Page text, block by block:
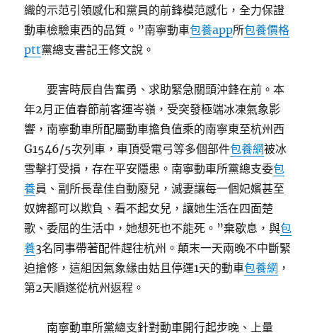
織的示范引領感化和黨員的前鋒模范感化，全力保證
動車檢驗東西的品質。”南寧動車包養app所包養價格
ptt黨總支書記王修文說。
要害時辰自告奮勇、求助緊急關頭沖鋒在前。本
年2月正值春節前客運岑嶺，受突發極端冰凍氣象影
響，南寧動車所配屬動車擔負值乘的南寧東至杭州西
G1546/5次列車，車頂受電弓等多個部件包養網被冰
雪擊打受損，存在平安隱患。南寧動車所黨總支委包
養員、副所長韋佳自動廢兒，滅妻讓每一個妃嬪甚至
奴婢都可以欺負、看不起女兒，讓她生活在四面楚
歌、委屈的生活中，她想死也不能死。”棄歇息，與包
養3名同事帶著配件趕往杭州。顛末一天兩晚不中斷緊
迫搶修，這組因氣象緣由姑且停運1天的動車包養網 ，
第2天順遂從杭州返程。
南寧動車所黨總支針對動車開行起步晚、上量